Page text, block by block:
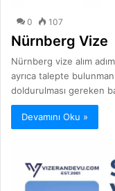
0 107
Nürnberg Vize
Nürnberg vize alım
ayrıca talepte
doldurulması gereken
Devamını Oku »